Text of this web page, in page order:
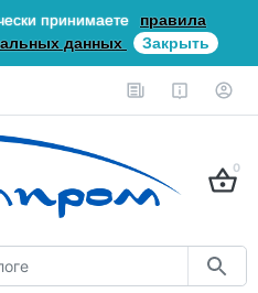
принимаете
правила
данных
Закрыть
0